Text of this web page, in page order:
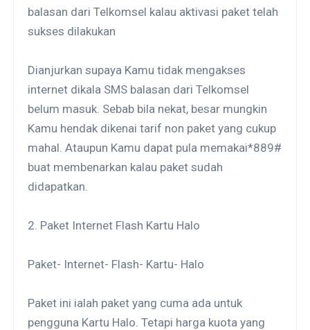
balasan dari Telkomsel kalau aktivasi paket telah
sukses dilakukan
Dianjurkan supaya Kamu tidak mengakses
internet dikala SMS balasan dari Telkomsel
belum masuk. Sebab bila nekat, besar mungkin
Kamu hendak dikenai tarif non paket yang cukup
mahal. Ataupun Kamu dapat pula memakai*889#
buat membenarkan kalau paket sudah
didapatkan.
2. Paket Internet Flash Kartu Halo
Paket- Internet- Flash- Kartu- Halo
Paket ini ialah paket yang cuma ada untuk
pengguna Kartu Halo. Tetapi harga kuota yang